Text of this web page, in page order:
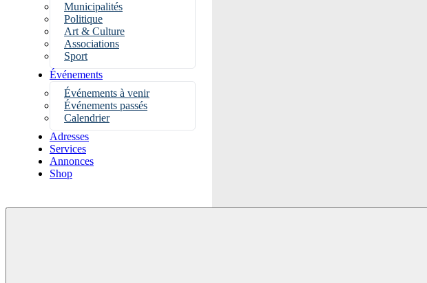
Municipalités
Politique
Art & Culture
Associations
Sport
Événements
Événements à venir
Événements passés
Calendrier
Adresses
Services
Annonces
Shop